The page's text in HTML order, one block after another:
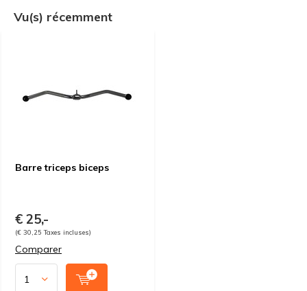
Vu(s) récemment
Barre triceps biceps
€ 25,-
(€ 30,25 Taxes incluses)
Comparer